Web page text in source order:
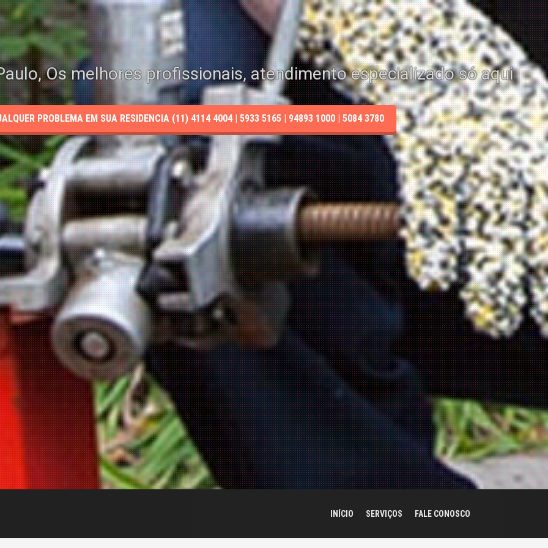
Os melhores profissionais, atendimento especializado só aqui
PROBLEMA EM SUA RESIDENCIA (11) 4114 4004 | 5933 5165 | 94893 1000 | 5084 3780
INÍCIO SERVIÇOS FALE CONOSCO